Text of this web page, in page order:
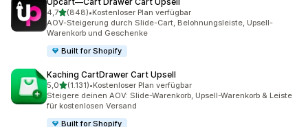
4,7von 5 Sternen
(848)
848 Rezensionen insgesamt
•Kostenloser Plan verfügbar
AOV-Steigerung durch Slide-Cart, Belohnungsleiste, Upsell-
Warenkorb und Geschenke
Built for Shopify
Kaching CartDrawer Cart Upsell
5,0von 5 Sternen
(1.131)
1131 Rezensionen insgesamt
•Kostenloser Plan verfügbar
Steigere deinen AOV: Slide-Warenkorb, Upsell-Warenkorb & Leiste
für kostenlosen Versand
Built for Shopify